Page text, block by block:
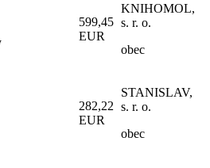
599,45
EUR
KNIHOMOL,
s. r. o.
obec
282,22
EUR
STANISLAV,
s. r. o.
obec